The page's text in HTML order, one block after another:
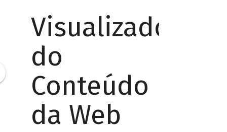
Visualizador
do
Conteúdo
da Web